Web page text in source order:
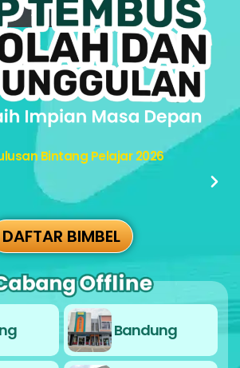
Bintang Pelajar 2026
DAFTAR BIMBEL
Bandung